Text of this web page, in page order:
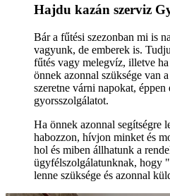
Hajdu kazán szerviz
Bár a fűtési szezonban mi is
vagyunk, de emberek is.
fűtés vagy melegvíz, illetve
önnek azonnal szüksége van
szeretne várni napokat, éppen
gyorsszolgálatot.
Ha önnek azonnal segítségre
habozzon, hívjon minket és
hol és miben állhatunk a
ügyfélszolgálatunknak, hogy
lenne szüksége és azonnal